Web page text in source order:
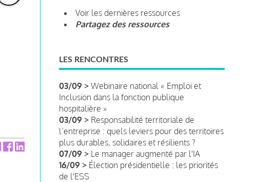
Voir les dernières ressources
Partagez des ressources
LES RENCONTRES
03/09 > Webinaire national « Emploi et
Inclusion dans la fonction publique
hospitalière »
03/09 > Responsabilité territoriale de
l’entreprise : quels leviers pour des territoires
plus durables, solidaires et résilients ?
07/09 > Le manager augmenté par l'IA
16/09 > Élection présidentielle : les priorités
de l'ESS